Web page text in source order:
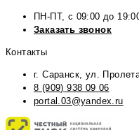
ПН-ПТ, с 09:00 до
Заказать звонок
Контакты
г. Саранск, ул.
8 (909) 938 09 06
portal.03@yandex.ru